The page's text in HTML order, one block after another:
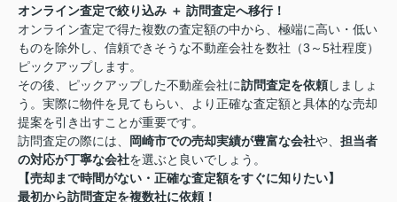
オンライン査定で絞り込み ＋ 訪問査定へ移行！
オンライン査定で得た複数の査定額の中から、極端に高い・低い
ものを除外し、信頼できそうな不動産会社を数社（3～5社程度）
ピックアップします。
その後、ピックアップした不動産会社に訪問査定を依頼しましょ
う。実際に物件を見てもらい、より正確な査定額と具体的な売却
提案を引き出すことが重要です。
訪問査定の際には、
岡崎市での売却実績が豊富な会社や、 担当者
の対応が丁寧な会社を選ぶと良いでしょう。
【売却まで時間がない・正確な査定額をすぐに知りたい】
最初から訪問査定を複数社に依頼！